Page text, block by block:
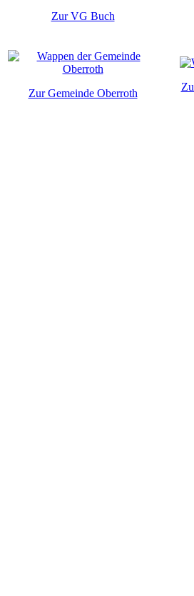
Zur VG Buch
Zur Gemeinde Oberroth